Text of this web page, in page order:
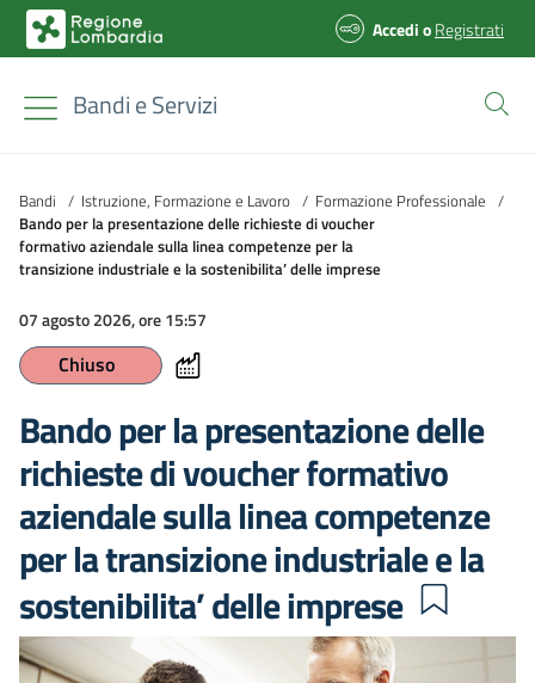
AccedioRegistrati
Bandi e Servizi
Bandi / Istruzione, Formazione e Lavoro / Formazione Professionale /
Bando per la presentazione delle richieste di voucher
formativo aziendale sulla linea competenze per la
transizione industriale e la sostenibilita’ delle imprese
07 agosto 2026, ore 15:57
Chiuso
Bando per la presentazione delle
richieste di voucher formativo
aziendale sulla linea competenze
per la transizione industriale e la
sostenibilita’ delle imprese